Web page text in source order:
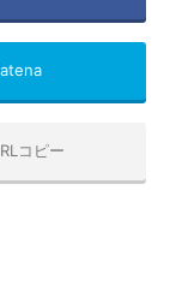
コピー